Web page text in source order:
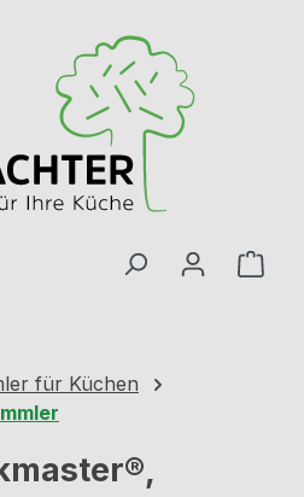
für Küchen